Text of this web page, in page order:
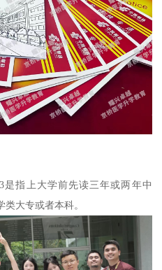
是指上大学前先读三年或两年中
大专或者本科。